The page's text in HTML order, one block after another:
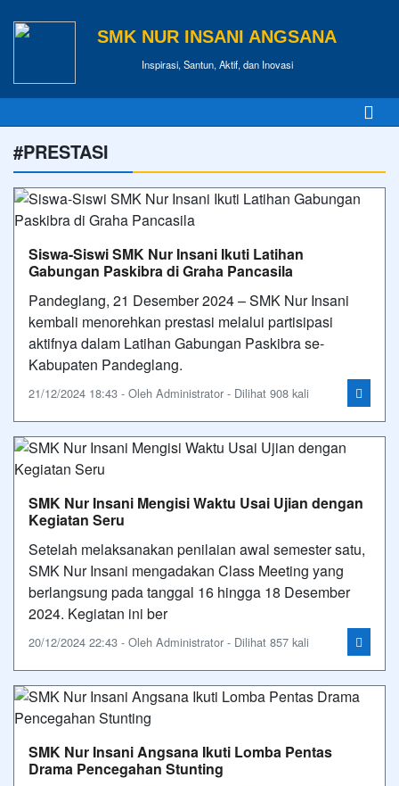
SMK NUR INSANI ANGSANA
Inspirasi, Santun, Aktif, dan Inovasi
#PRESTASI
Siswa-Siswi SMK Nur Insani Ikuti Latihan
Gabungan Paskibra di Graha Pancasila
Pandeglang, 21 Desember 2024 – SMK Nur Insani
kembali menorehkan prestasi melalui partisipasi
aktifnya dalam Latihan Gabungan Paskibra se-
Kabupaten Pandeglang.
21/12/2024 18:43 - Oleh Administrator - Dilihat 908 kali
SMK Nur Insani Mengisi Waktu Usai Ujian dengan
Kegiatan Seru
Setelah melaksanakan penilaian awal semester satu,
SMK Nur Insani mengadakan Class Meeting yang
berlangsung pada tanggal 16 hingga 18 Desember
2024. Kegiatan ini ber
20/12/2024 22:43 - Oleh Administrator - Dilihat 857 kali
SMK Nur Insani Angsana Ikuti Lomba Pentas
Drama Pencegahan Stunting